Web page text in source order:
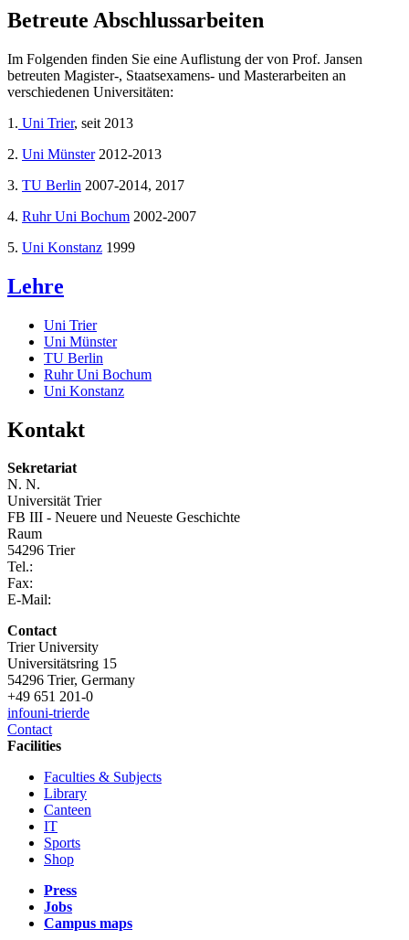
Betreute Abschlussarbeiten
Im Folgenden finden Sie eine Auflistung der von Prof. Jansen
betreuten Magister-, Staatsexamens- und Masterarbeiten an
verschiedenen Universitäten:
1. Uni Trier, seit 2013
2. Uni Münster2012-2013
3. TU Berlin 2007-2014, 2017
4. Ruhr Uni Bochum 2002-2007
5. Uni Konstanz 1999
Lehre
Uni Trier
Uni Münster
TU Berlin
Ruhr Uni Bochum
Uni Konstanz
Kontakt
Sekretariat
N. N.
Universität Trier
FB III - Neuere und Neueste Geschichte
Raum
54296 Trier
Tel.:
Fax:
E-Mail:
Contact
Trier University
Universitätsring 15
54296 Trier, Germany
+49 651 201-0
infouni-trierde
Contact
Facilities
Faculties & Subjects
Library
Canteen
IT
Sports
Shop
Press
Jobs
Campus maps